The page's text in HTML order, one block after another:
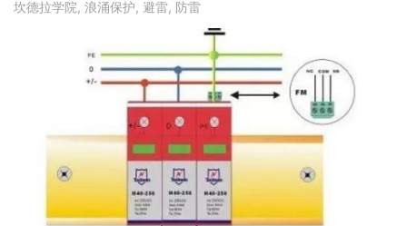
坎德拉学院, 浪涌保护, 避雷, 防雷